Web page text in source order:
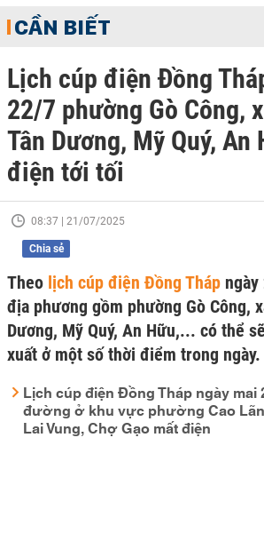
CẦN BIẾT
Lịch cúp điện Đồng
22/7 phường Gò Công,
Tân Dương, Mỹ Quý, An
điện tới tối
08:37 | 21/07/2025
Chia sẻ
Theo lịch cúp điện Đồng Tháp
địa phương gồm phường Gò Công,
Dương, Mỹ Quý, An Hữu,... có thể
xuất ở một số thời điểm trong ngày.
Lịch cúp điện Đồng Tháp ngày mai
đường ở khu vực phường Cao
Lai Vung, Chợ Gạo mất điện